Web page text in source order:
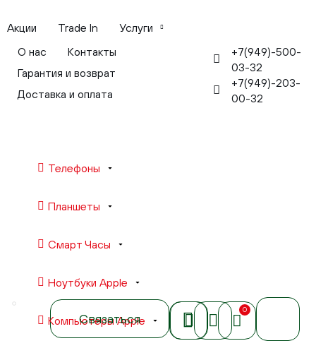
Акции Trade In
Услуги
О нас
Контакты
Гарантия и возврат
Доставка и оплата
+7(949)-500-
03-32
+7(949)-203-
00-32
Телефоны
Планшеты
Смарт Часы
Ноутбуки Apple
Компьютеры Apple
Связаться
0